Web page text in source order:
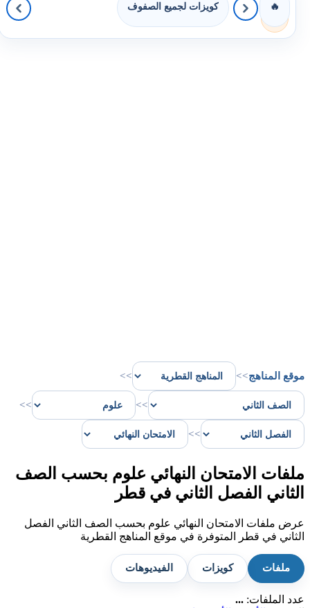
🔥 كويزات لجميع الصفوف
موقع المناهج>>
>>
>>
>>
>>
ملفات الامتحان النهائي علوم بحسب الصف
الثاني الفصل الثاني في قطر
عرض ملفات الامتحان النهائي علوم بحسب الصف الثاني الفصل
الثاني في قطر المتوفرة في موقع المناهج القطرية
ملفات كويزات الفيديوهات
عدد الملفات: ...